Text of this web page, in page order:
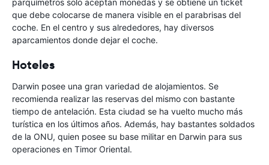
parquímetros solo aceptan monedas y se obtiene un ticket
que debe colocarse de manera visible en el parabrisas del
coche. En el centro y sus alrededores, hay diversos
aparcamientos donde dejar el coche.
Hoteles
Darwin posee una gran variedad de alojamientos. Se
recomienda realizar las reservas del mismo con bastante
tiempo de antelación. Esta ciudad se ha vuelto mucho más
turística en los últimos años. Además, hay bastantes soldados
de la ONU, quien posee su base militar en Darwin para sus
operaciones en Timor Oriental.